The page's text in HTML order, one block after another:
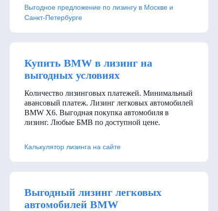
Выгодное предложение по лизингу в Москве и
Санкт-Петербурге
Купить BMW в лизинг на
выгодных условиях
Количество лизинговых платежей. Минимальный
авансовый платеж. Лизинг легковых автомобилей
BMW X6. Выгодная покупка автомобиля в
лизинг. Любые БМВ по доступной цене.
Калькулятор лизинга на сайте
Выгодный лизинг легковых
автомобилей BMW